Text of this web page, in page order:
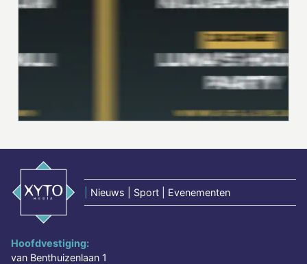
Nieuws | Sport | Evenementen
Hoofdvestiging:
van Benthuizenlaan 1